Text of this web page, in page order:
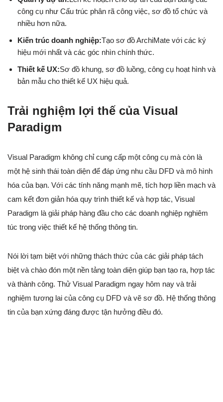
công cụ như Cấu trúc phân rã công việc, sơ đồ tổ chức và
nhiều hơn nữa.
Kiến trúc doanh nghiệp:Tạo sơ đồ ArchiMate với các ký
hiệu mới nhất và các góc nhìn chính thức.
Thiết kế UX:Sơ đồ khung, sơ đồ luồng, công cụ hoạt hình và
bản mẫu cho thiết kế UX hiệu quả.
Trải nghiệm lợi thế của Visual
Paradigm
Visual Paradigm không chỉ cung cấp một công cụ mà còn là
một hệ sinh thái toàn diện để đáp ứng nhu cầu DFD và mô hình
hóa của bạn. Với các tính năng mạnh mẽ, tích hợp liền mạch và
cam kết đơn giản hóa quy trình thiết kế và hợp tác, Visual
Paradigm là giải pháp hàng đầu cho các doanh nghiệp nghiêm
túc trong việc thiết kế hệ thống thông tin.
Nói lời tạm biệt với những thách thức của các giải pháp tách
biệt và chào đón một nền tảng toàn diện giúp bạn tạo ra, hợp tác
và thành công. Thử Visual Paradigm ngay hôm nay và trải
nghiệm tương lai của công cụ DFD và vẽ sơ đồ. Hệ thống thông
tin của bạn xứng đáng được tận hưởng điều đó.